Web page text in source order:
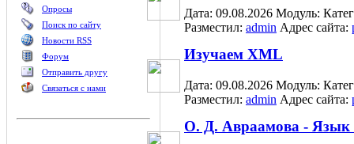
Опросы
Поиск по сайту
Новости RSS
Форум
Отправить другу
Связаться с нами
Дата: 09.08.2026 Модуль:
Разместил: admin Адрес сайта:
Изучаем XML
Дата: 09.08.2026 Модуль:
Разместил: admin Адрес сайта:
О. Д. Авраамова - Язык